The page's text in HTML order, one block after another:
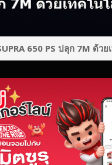
650 PS ปลุก 7M ด้ว